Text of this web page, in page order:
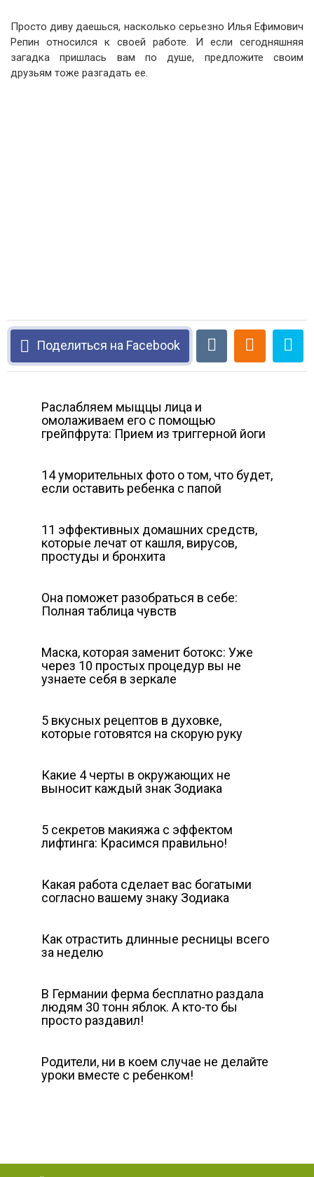
Просто диву даешься, насколько серьезно Илья Ефимович
Репин относился к своей работе. И если сегодняшняя
загадка пришлась вам по душе, предложите своим
друзьям тоже разгадать ее.
Поделиться на Facebook
Раслабляем мыщцы лица и
омолаживаем его с помощью
грейпфрута: Прием из триггерной йоги
14 уморительных фото о том, что будет,
если оставить ребенка с папой
11 эффективных домашних средств,
которые лечат от кашля, вирусов,
простуды и бронхита
Она поможет разобраться в себе:
Полная таблица чувств
Маска, которая заменит ботокс: Уже
через 10 простых процедур вы не
узнаете себя в зеркале
5 вкусных рецептов в духовке,
которые готовятся на скорую руку
Какие 4 черты в окружающих не
выносит каждый знак Зодиака
5 секретов макияжа с эффектом
лифтинга: Красимся правильно!
Какая работа сделает вас богатыми
согласно вашему знаку Зодиака
Как отрастить длинные ресницы всего
за неделю
В Германии ферма бесплатно раздала
людям 30 тонн яблок. А кто-то бы
просто раздавил!
Родители, ни в коем случае не делайте
уроки вместе с ребенком!